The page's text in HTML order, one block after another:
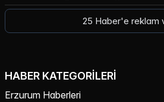
25 Haber'e reklam
HABER KATEGORILERI
Erzurum Haberleri